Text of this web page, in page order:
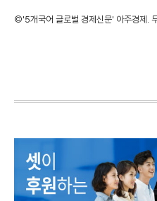
©'5개국어 글로벌 경제신문' 아주경제.